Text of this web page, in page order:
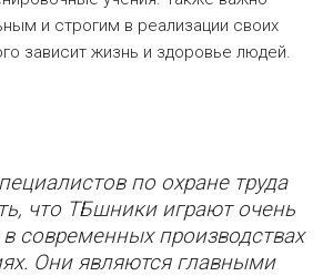
и строгим в реализации своих
зависит жизнь и здоровье людей.
по охране труда
что ТБшники играют очень
современных производствах
Они являются главными